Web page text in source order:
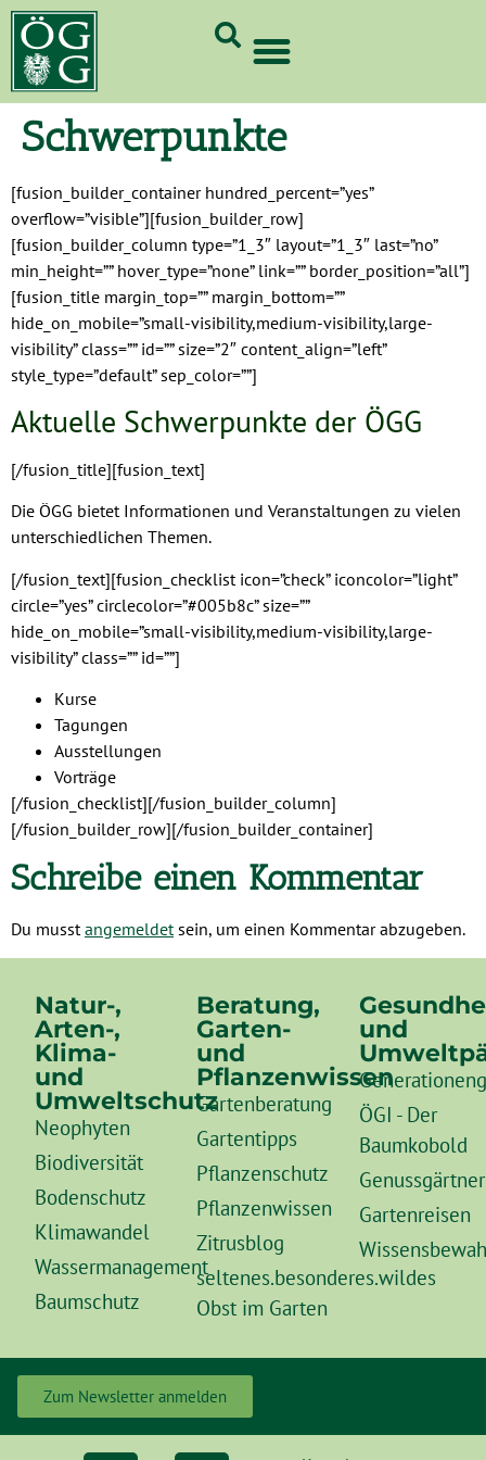
Schwerpunkte
[fusion_builder_container hundred_percent=”yes”
overflow=”visible”][fusion_builder_row]
[fusion_builder_column type=”1_3″ layout=”1_3″ last=”no”
min_height=”” hover_type=”none” link=”” border_position=”all”]
[fusion_title margin_top=”” margin_bottom=””
hide_on_mobile=”small-visibility,medium-visibility,large-
visibility” class=”” id=”” size=”2″ content_align=”left”
style_type=”default” sep_color=””]
Aktuelle Schwerpunkte der ÖGG
[/fusion_title][fusion_text]
Die ÖGG bietet Informationen und Veranstaltungen zu vielen
unterschiedlichen Themen.
[/fusion_text][fusion_checklist icon=”check” iconcolor=”light”
circle=”yes” circlecolor=”#005b8c” size=””
hide_on_mobile=”small-visibility,medium-visibility,large-
visibility” class=”” id=””]
Kurse
Tagungen
Ausstellungen
Vorträge
[/fusion_checklist][/fusion_builder_column]
[/fusion_builder_row][/fusion_builder_container]
Schreibe einen Kommentar
Du musstangemeldetsein, um einen Kommentar abzugeben.
Natur-,
Arten-,
Klima-
und
Umweltschutz
Neophyten
Biodiversität
Bodenschutz
Klimawandel
Wassermanagement
Baumschutz
Beratung,
Garten-
und
Pflanzenwissen
Gartenberatung
Gartentipps
Pflanzenschutz
Pflanzenwissen
Zitrusblog
seltenes.besonderes.wildes
Obst im Garten
und
ÖGI - Der
Baumkobold
Gartenreisen
Zum Newsletter anmelden